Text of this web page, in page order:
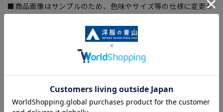
■商品画像はサンプルのため、色味やサイズ等の仕様に変更が
■ゆとり感には個人差があります。サイズ表を確認の上、ご購
入の目安としてご利用ください。
■生地や仕様・デザインにより、着用感や実際のサイズ表に若
部、商品現物におすすめサイズ(ヌードサイズ)を記載している
商品もございます。